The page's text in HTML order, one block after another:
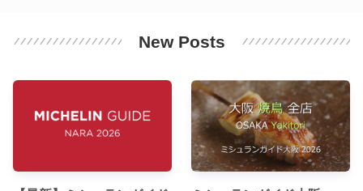
New Posts